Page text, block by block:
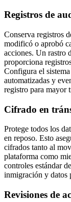
Registros de
Conserva registros
modificó o aprobó
acciones. Un rastro
proporciona
Configura el
automatizadas y
registro para mayor
Cifrado en
Protege todos los
en reposo. Esto
cifrados tanto al
plataforma como
controles estándar
inmigración y datos
Revisiones de